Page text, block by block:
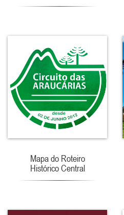
Mapa do Roteiro
Histórico Central